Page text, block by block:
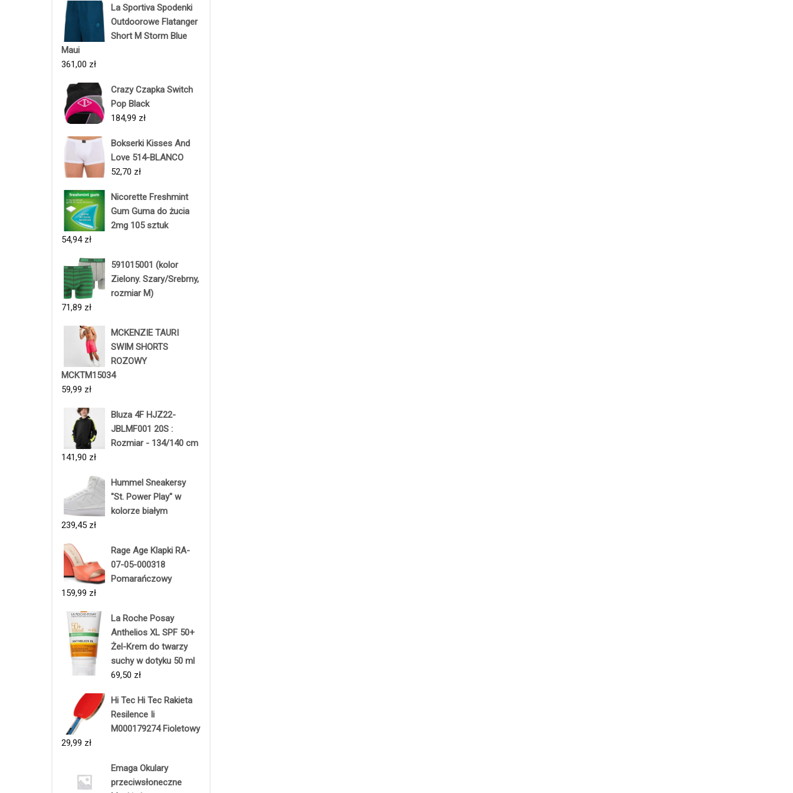
La Sportiva Spodenki
Outdoorowe Flatanger
Short M Storm Blue
Maui
361,00 zł
Crazy Czapka Switch
Pop Black
184,99 zł
Bokserki Kisses And
Love 514-BLANCO
52,70 zł
Nicorette Freshmint
Gum Guma do żucia
2mg 105 sztuk
54,94 zł
591015001 (kolor
Zielony. Szary/Srebrny,
rozmiar M)
71,89 zł
MCKENZIE TAURI
SWIM SHORTS
ROZOWY
MCKTM15034
59,99 zł
Bluza 4F HJZ22-
JBLMF001 20S :
Rozmiar - 134/140 cm
141,90 zł
Hummel Sneakersy
"St. Power Play" w
kolorze białym
239,45 zł
Rage Age Klapki RA-
07-05-000318
Pomarańczowy
159,99 zł
La Roche Posay
Anthelios XL SPF 50+
Żel-Krem do twarzy
suchy w dotyku 50 ml
69,50 zł
Hi Tec Hi Tec Rakieta
Resilence Ii
M000179274 Fioletowy
29,99 zł
Emaga Okulary
przeciwsłoneczne